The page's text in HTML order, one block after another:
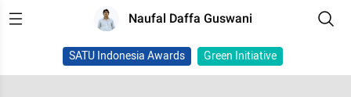
Naufal Daffa Guswani
SATU Indonesia Awards Green Initiative